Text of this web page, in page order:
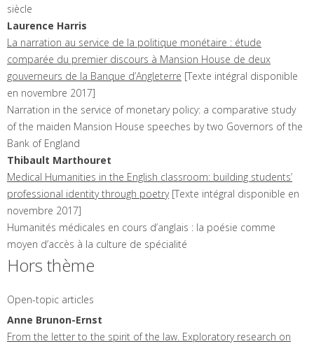
siècle
Laurence Harris
La narration au service de la politique monétaire : étude
comparée du premier discours à Mansion House de deux
gouverneurs de la Banque d’Angleterre [Texte intégral disponible
en novembre 2017]
Narration in the service of monetary policy: a comparative study
of the maiden Mansion House speeches by two Governors of the
Bank of England
Thibault Marthouret
Medical Humanities in the English classroom: building students’
professional identity through poetry [Texte intégral disponible en
novembre 2017]
Humanités médicales en cours d’anglais : la poésie comme
moyen d’accès à la culture de spécialité
Hors thème
Open-topic articles
Anne Brunon-Ernst
From the letter to the spirit of the law. Exploratory research on